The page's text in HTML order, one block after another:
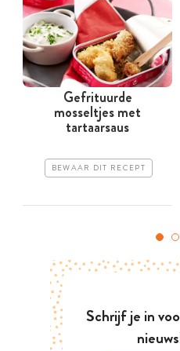
Gefrituurde
mosseltjes met
tartaarsaus
BEWAAR DIT RECEPT
Schrijf je in